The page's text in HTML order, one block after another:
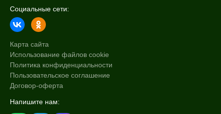
Социальные сети:
Карта сайта
Использование файлов cookie
Политика конфиденциальности
Пользовательское соглашение
Договор-оферта
Напишите нам: